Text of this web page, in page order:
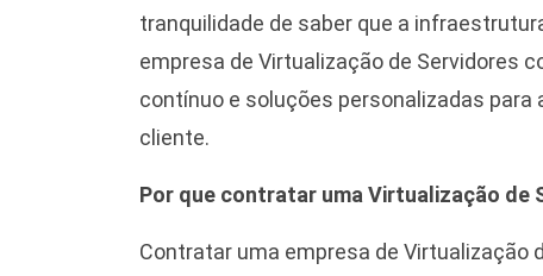
tranquilidade de saber que a
empresa de Virtualização de Servidores
contínuo e soluções personalizadas
cliente.
Por que contratar uma Virtualização de
Contratar uma empresa de Virtualização